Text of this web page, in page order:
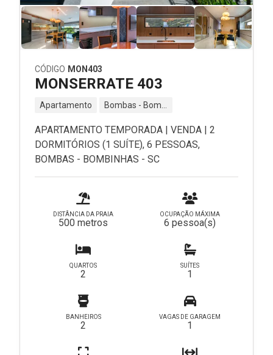
CÓDIGO MON403
MONSERRATE 403
Apartamento
APARTAMENTO TEMPORADA | VENDA | 2
DORMITÓRIOS (1 SUÍTE), 6 PESSOAS,
BOMBAS - BOMBINHAS - SC
DISTÂNCIA DA PRAIA
500 metros
OCUPAÇÃO MÁXIMA
6 pessoa(s)
QUARTOS
2
SUÍTES
1
BANHEIROS
2
VAGAS DE GARAGEM
1